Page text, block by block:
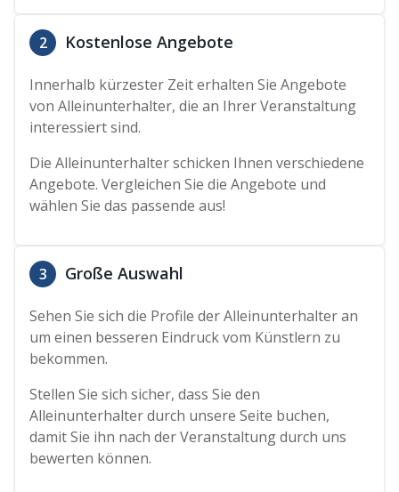
2 Kostenlose Angebote
Innerhalb kürzester Zeit erhalten Sie Angebote
von Alleinunterhalter, die an Ihrer Veranstaltung
interessiert sind.
Die Alleinunterhalter schicken Ihnen verschiedene
Angebote. Vergleichen Sie die Angebote und
wählen Sie das passende aus!
3 Große Auswahl
Sehen Sie sich die Profile der Alleinunterhalter an
um einen besseren Eindruck vom Künstlern zu
bekommen.
Stellen Sie sich sicher, dass Sie den
Alleinunterhalter durch unsere Seite buchen,
damit Sie ihn nach der Veranstaltung durch uns
bewerten können.